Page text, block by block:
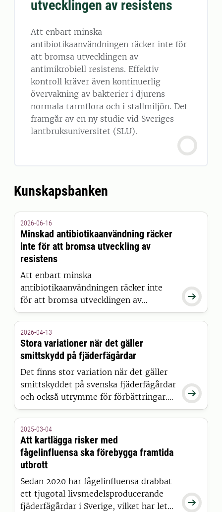
utvecklingen av resistens
Att enbart minska
antibiotikaanvändningen räcker inte för
att bromsa utvecklingen av
antimikrobiell resistens. Effektiv
kontroll kräver även kontinuerlig
övervakning av bakterier i djurens
normala tarmflora och i stallmiljön. Det
framgår av en ny studie vid Sveriges
lantbruksuniversitet (SLU).
Kunskapsbanken

2026-06-16
Minskad antibiotikaanvändning räcker
inte för att bromsa utveckling av
resistens
Att enbart minska
antibiotikaanvändningen räcker inte
för att bromsa utvecklingen av
antimikrobiell resistens. Effektiv
övervakning av bakterier i djurens
normala tarmflora och i stallmiljön.
Det framgår av en ny studie vid
Sveriges lantbruksuniversitet (SLU).

2026-04-13
Stora variationer när det gäller
smittskydd på fjäderfägårdar
Det finns stor variation när det gäller
smittskyddet på svenska fjäderfägårdar
och också utrymme för förbättringar.
Det framgår av en studie av Statens
Sveriges lantbruksuniversitet (SLU).

2025-03-04
Att kartlägga risker med
fågelinfluensa ska förebygga framtida
utbrott
Sedan 2020 har fågelinfluensa drabbat
ett tjugotal livsmedelsproducerande
fjäderfägårdar i Sverige, vilket har lett